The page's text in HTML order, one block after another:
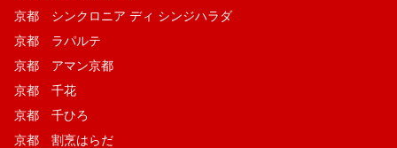
京都 シンクロニア ディ シンジハラダ
京都 ラパルテ
京都 アマン京都
京都 千花
京都 千ひろ
京都 割烹はらだ